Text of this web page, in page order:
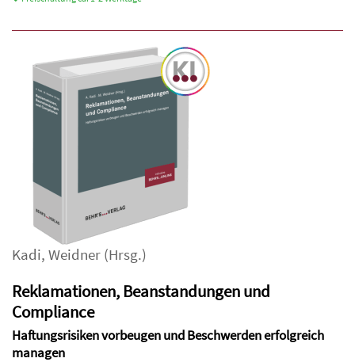
Kadi, Weidner (Hrsg.)
Reklamationen, Beanstandungen und
Compliance
Haftungsrisiken vorbeugen und Beschwerden erfolgreich
managen